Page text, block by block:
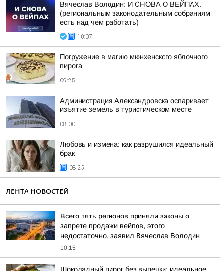
Вячеслав Володин: И СНОВА О ВЕЙПАХ.
(региональным законодательным собраниям
есть над чем работать)
10:07
Погружение в магию мюнхенского яблочного
пирога
09:25
Администрация Александровска оспаривает
изъятие земель в туристическом месте
08:00
Любовь и измена: как разрушился идеальный
брак
08:25
ЛЕНТА НОВОСТЕЙ
Всего пять регионов приняли законы о
запрете продажи вейпов, этого
недостаточно, заявил Вячеслав Володин
10:15
Шоколадный пирог без выпечки: идеальное